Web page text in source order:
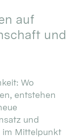
auf
und
Wo
entstehen
und
im Mittelpunkt